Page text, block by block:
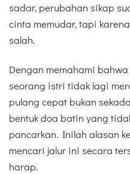
sadar, perubahan sikap
cinta memudar, tapi
salah.
Dengan memahami
seorang istri tidak lagi
pulang cepat bukan
bentuk doa batin yang
pancarkan. Inilah alasan
mencari jalur ini secara
harap.